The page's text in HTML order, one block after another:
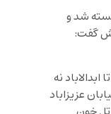
شد و
گفت:
نه
عزیزاباد